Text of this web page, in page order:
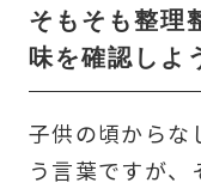
そもそも整理
味を確認しよ
子供の頃からな
う言葉ですが